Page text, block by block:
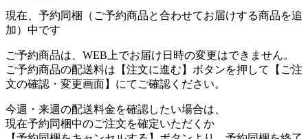
現在、予約同梱（ご予約商品と合わせてお届けする商品を追
加）中です
ご予約商品は、WEB上でお届け日時の変更はできません。
ご予約商品の配送料は【注文に進む】ボタンを押して【ご注
文の確認・変更画面】にてご確認ください。
今週・来週の配送料金を確認したい場合は、
現在予約同梱中のご注文を確定いただくか